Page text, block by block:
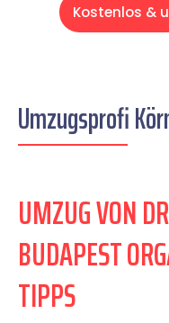
Kostenlos &
Umzugsprofi
UMZUG VON
BUDAPEST
TIPPS